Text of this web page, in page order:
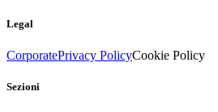
Legal
CorporatePrivacy PolicyCookie Policy
Sezioni